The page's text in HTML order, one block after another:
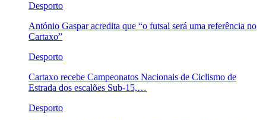
Desporto
António Gaspar acredita que “o futsal será uma referência no
Cartaxo”
Desporto
Cartaxo recebe Campeonatos Nacionais de Ciclismo de
Estrada dos escalões Sub-15,…
Desporto